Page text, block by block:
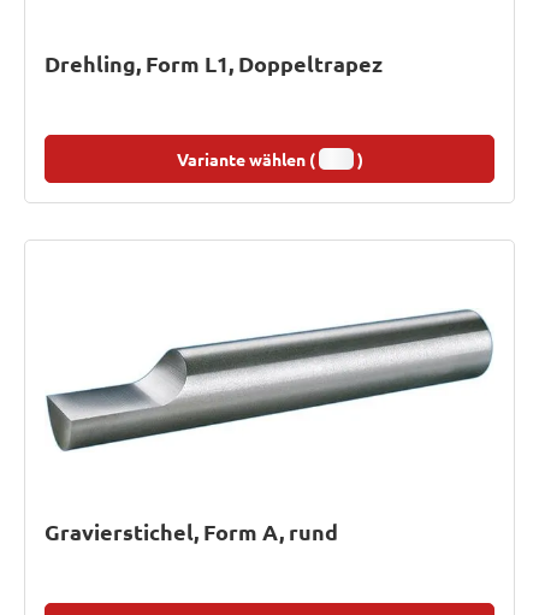
Drehling, Form L1, Doppeltrapez
Variante wählen ( )
Gravierstichel, Form A, rund